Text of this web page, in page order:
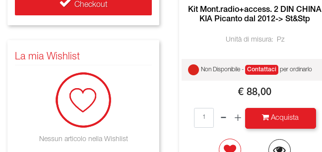
Checkout
La mia Wishlist
Nessun articolo nella Wishlist
Kit Mont.radio+access. 2 DIN CHINA
KIA Picanto dal 2012-> St&Stp
Unità di misura: Pz
Non Disponibile - Contattaci per ordinarlo
€ 88,00
Quantità
Acquista